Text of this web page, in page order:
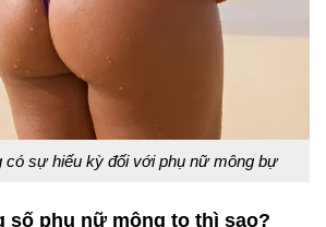
có sự hiếu kỳ đối với phụ nữ mông bự
số phụ nữ mông to thì sao?